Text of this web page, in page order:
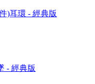
)耳環 - 經典版
- 經典版